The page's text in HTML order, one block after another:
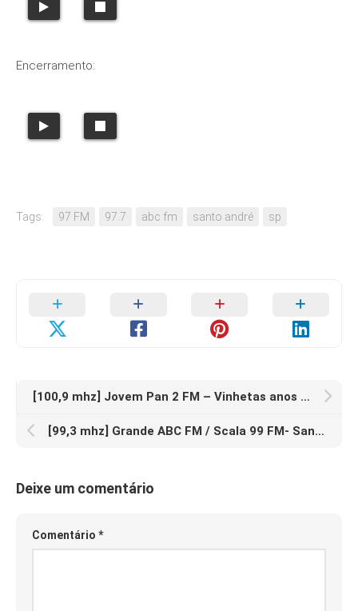
Encerramento:
Tags: 97 FM 97.7 abc fm santo andré sp
[100,9 mhz] Jovem Pan 2 FM – Vinhetas anos 80 e 90
[99,3 mhz] Grande ABC FM / Scala 99 FM- Santo André – Prefixos
Deixe um comentário
Comentário *